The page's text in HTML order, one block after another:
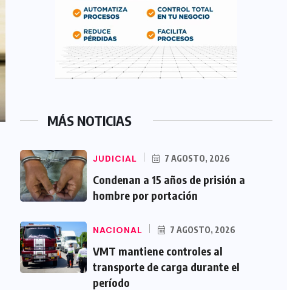
MÁS NOTICIAS
JUDICIAL 7 AGOSTO, 2026
Condenan a 15 años de prisión a
hombre por portación
NACIONAL 7 AGOSTO, 2026
VMT mantiene controles al
transporte de carga durante el
período